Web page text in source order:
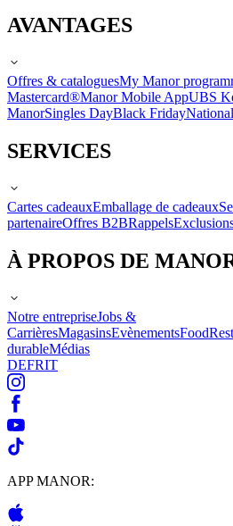
AVANTAGES
Offres & cataloguesMy Manor
Mastercard®Manor Mobile AppUBS
ManorSingles DayBlack Friday
SERVICES
Cartes cadeauxEmballage de cadeaux
partenaireOffres B2BRappels
À PROPOS DE
Notre entrepriseJobs &
CarrièresMagasinsEvènementsFood
durableMédias
DEFRIT
APP MANOR: